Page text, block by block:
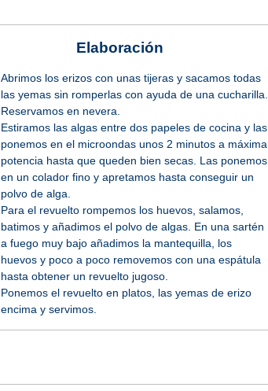
Elaboración
Abrimos los erizos con unas tijeras y sacamos todas
las yemas sin romperlas con ayuda de una cucharilla.
Reservamos en nevera.
Estiramos las algas entre dos papeles de cocina y las
ponemos en el microondas unos 2 minutos a máxima
potencia hasta que queden bien secas. Las ponemos
en un colador fino y apretamos hasta conseguir un
polvo de alga.
Para el revuelto rompemos los huevos, salamos,
batimos y añadimos el polvo de algas. En una sartén
a fuego muy bajo añadimos la mantequilla, los
huevos y poco a poco removemos con una espátula
hasta obtener un revuelto jugoso.
Ponemos el revuelto en platos, las yemas de erizo
encima y servimos.